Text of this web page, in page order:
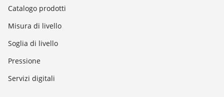
Catalogo prodotti
Misura di livello
Soglia di livello
Pressione
Servizi digitali